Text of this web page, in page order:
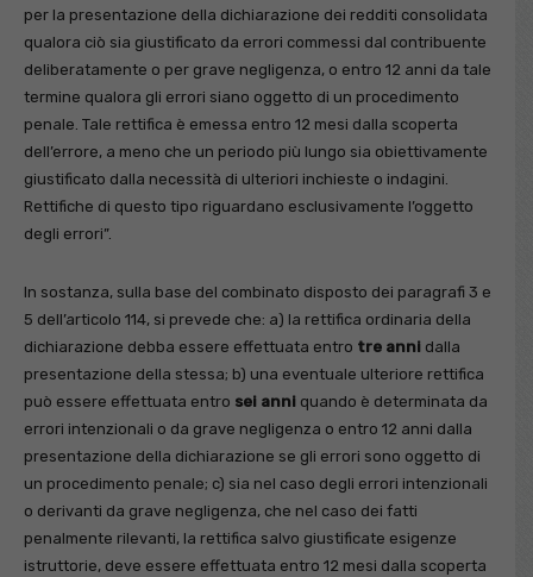
per la presentazione della dichiarazione dei redditi consolidata
qualora ciò sia giustificato da errori commessi dal contribuente
deliberatamente o per grave negligenza, o entro 12 anni da tale
termine qualora gli errori siano oggetto di un procedimento
penale. Tale rettifica è emessa entro 12 mesi dalla scoperta
dell’errore, a meno che un periodo più lungo sia obiettivamente
giustificato dalla necessità di ulteriori inchieste o indagini.
Rettifiche di questo tipo riguardano esclusivamente l’oggetto
degli errori”.
In sostanza, sulla base del combinato disposto dei paragrafi 3 e
5 dell’articolo 114, si prevede che: a) la rettifica ordinaria della
dichiarazione debba essere effettuata entro tre anni dalla
presentazione della stessa; b) una eventuale ulteriore rettifica
può essere effettuata entro sei anni quando è determinata da
errori intenzionali o da grave negligenza o entro 12 anni dalla
presentazione della dichiarazione se gli errori sono oggetto di
un procedimento penale; c) sia nel caso degli errori intenzionali
o derivanti da grave negligenza, che nel caso dei fatti
penalmente rilevanti, la rettifica salvo giustificate esigenze
istruttorie, deve essere effettuata entro 12 mesi dalla scoperta